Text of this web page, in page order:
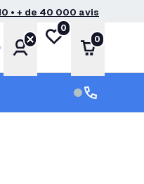
• + de 40 000 avis
Compte
Ma liste de
0
Panier
0
Service
Service client